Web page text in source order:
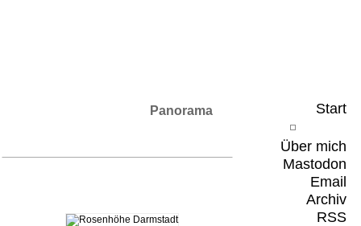
Start
Über mich
Mastodon
Email
Archiv
RSS
Panorama